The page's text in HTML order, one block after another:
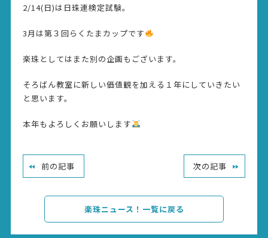
2/14(日)は日珠連検定試験。
3月は第３回らくたまカップです
楽珠としてはまた別の企画もございます。
そろばん教室に新しい価値観を加える１年にしていきたい
と思います。
本年もよろしくお願いします
前の記事 次の記事
楽珠ニュース！一覧に戻る